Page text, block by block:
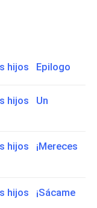
hijos Epilogo
hijos Un
hijos ¡Mereces
hijos ¡Sácame